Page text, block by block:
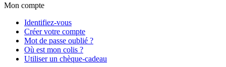
Mon compte
Identifiez-vous
Créer votre compte
Mot de passe oublié ?
Où est mon colis ?
Utiliser un chèque-cadeau